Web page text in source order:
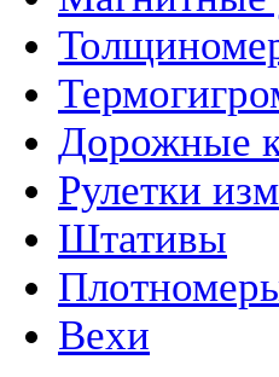
Дорожные
Рулетки
Штативы
Вехи